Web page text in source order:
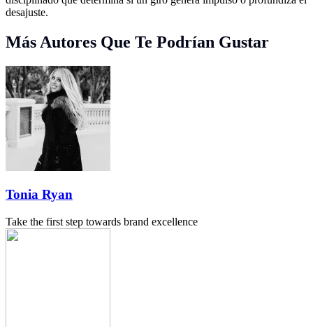
desajuste.
Más Autores Que Te Podrían Gustar
Tonia Ryan
Take the first step towards brand excellence